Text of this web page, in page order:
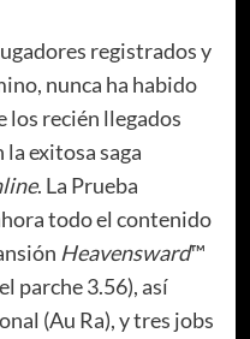
registrados y
nunca ha habido
los recién llegados
exitosa saga
. La Prueba
todo el contenido
Heavensward™
parche 3.56), así
(Au Ra), y tres jobs